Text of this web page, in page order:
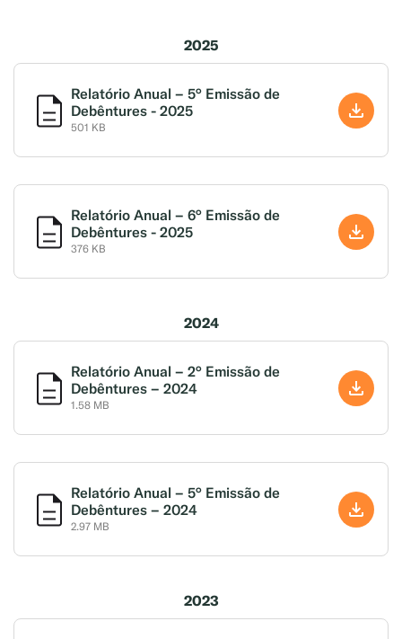
2025
Relatório Anual – 5° Emissão de
Debêntures - 2025
501 KB
Relatório Anual – 6° Emissão de
Debêntures - 2025
376 KB
2024
Relatório Anual – 2° Emissão de
Debêntures – 2024
1.58 MB
Relatório Anual – 5° Emissão de
Debêntures – 2024
2.97 MB
2023